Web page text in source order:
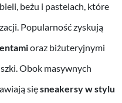
beżu i pastelach, które
Popularność zyskują
oraz biżuteryjnymi
Obok masywnych
sięsneakersy w stylu